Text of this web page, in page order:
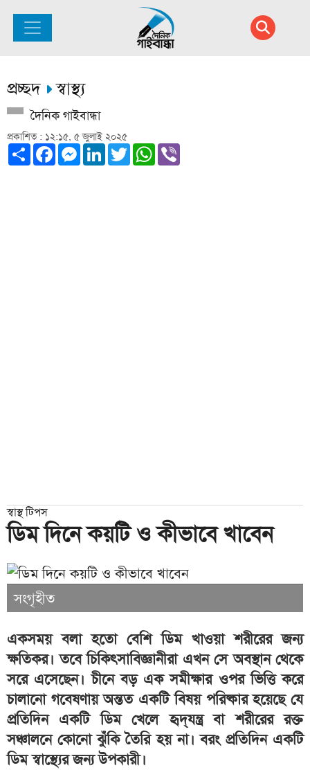
প্রচ্ছদ স্বাস্থ্য
দৈনিক গাইবান্ধা
প্রকাশিত : ১২:১৫, ৫ জুলাই ২০২৫
ShareFacebook
Messenger
LinkedIn
TwitterWhatsApp
স্বাস্থ টিপস
ডিম দিনে কয়টি ও কীভাবে খাবেন
সংগৃহীত
একসময় বলা হতো বেশি ডিম খাওয়া শরীরের জন্য
ক্ষতিকর। তবে চিকিৎসাবিজ্ঞানীরা এখন সে অবস্থান থেকে
সরে এসেছেন। চীনে বড় এক সমীক্ষার ওপর ভিত্তি করে
চালানো গবেষণায় অন্তত একটি বিষয় পরিষ্কার হয়েছে যে
প্রতিদিন একটি ডিম খেলে হৃদ্‌যন্ত্র বা শরীরের রক্ত
সঞ্চালনে কোনো ঝুঁকি তৈরি হয় না। বরং প্রতিদিন একটি
ডিম স্বাস্থ্যের জন্য উপকারী।